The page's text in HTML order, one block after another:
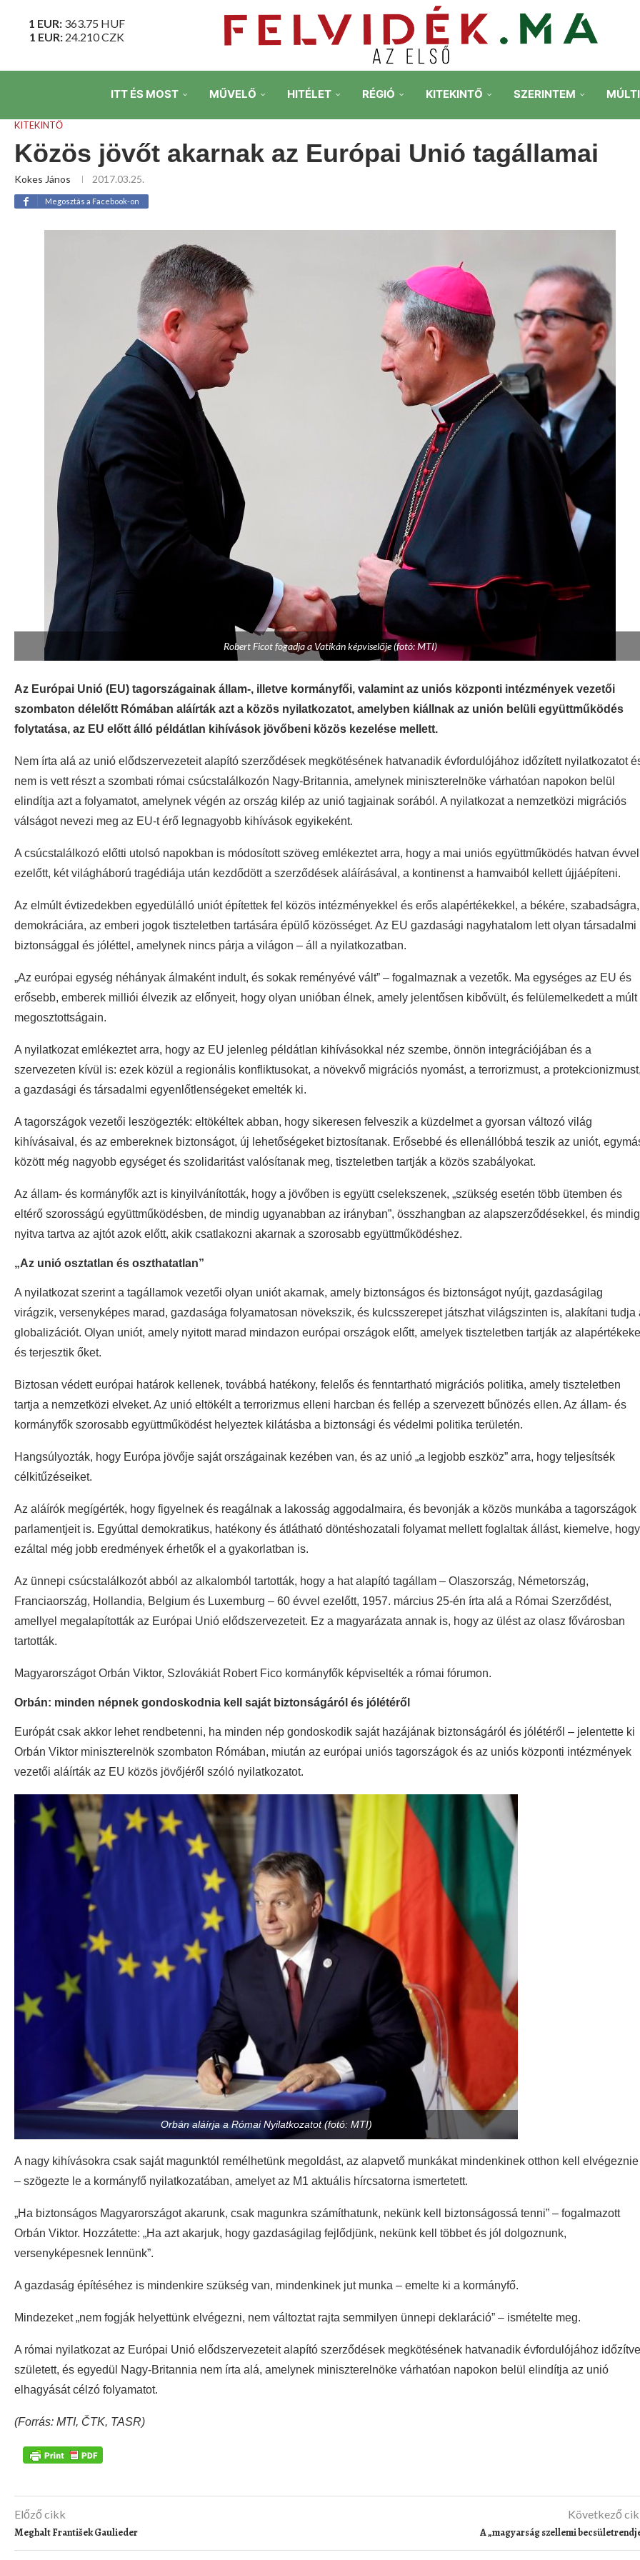
1 EUR: 363.75 HUF
1 EUR: 24.210CZK
ITT ÉS MOST MŰVELŐ HITÉLET RÉGIÓ KITEKINTŐ SZERINTEM
KITEKINTŐ
Közös jövőt akarnak az Európai Unió tagállamai
Kokes János 2017.03.25.
Megosztás a Facebook-on
Robert Ficot fogadja a Vatikán képviselője (fotó: MTI)
Az Európai Unió (EU) tagországainak állam-, illetve kormányfői, valamint az uniós központi intézmények vezetői
szombaton délelőtt Rómában aláírták azt a közös nyilatkozatot, amelyben kiállnak az unión belüli együttműködés
folytatása, az EU előtt álló példátlan kihívások jövőbeni közös kezelése mellett.
Nem írta alá az unió elődszervezeteit alapító szerződések megkötésének hatvanadik évfordulójához időzített nyilatkozatot
nem is vett részt a szombati római csúcstalálkozón Nagy-Britannia, amelynek miniszterelnöke várhatóan napokon belül
elindítja azt a folyamatot, amelynek végén az ország kilép az unió tagjainak sorából. A nyilatkozat a nemzetközi migrációs
válságot nevezi meg az EU-t érő legnagyobb kihívások egyikeként.
A csúcstalálkozó előtti utolsó napokban is módosított szöveg emlékeztet arra, hogy a mai uniós együttműködés hatvan évvel
ezelőtt, két világháború tragédiája után kezdődött a szerződések aláírásával, a kontinenst a hamvaiból kellett újjáépíteni.
Az elmúlt évtizedekben egyedülálló uniót építettek fel közös intézményekkel és erős alapértékekkel, a békére, szabadságra,
demokráciára, az emberi jogok tiszteletben tartására épülő közösséget. Az EU gazdasági nagyhatalom lett olyan társadalmi
biztonsággal és jóléttel, amelynek nincs párja a világon – áll a nyilatkozatban.
„Az európai egység néhányak álmaként indult, és sokak reményévé vált” – fogalmaznak a vezetők. Ma egységes az EU és
erősebb, emberek milliói élvezik az előnyeit, hogy olyan unióban élnek, amely jelentősen kibővült, és felülemelkedett a múlt
megosztottságain.
A nyilatkozat emlékeztet arra, hogy az EU jelenleg példátlan kihívásokkal néz szembe, önnön integrációjában és a
szervezeten kívül is: ezek közül a regionális konfliktusokat, a növekvő migrációs nyomást, a terrorizmust, a
a gazdasági és társadalmi egyenlőtlenségeket emelték ki.
A tagországok vezetői leszögezték: eltökéltek abban, hogy sikeresen felveszik a küzdelmet a gyorsan változó világ
kihívásaival, és az embereknek biztonságot, új lehetőségeket biztosítanak. Erősebbé és ellenállóbbá teszik az uniót,
között még nagyobb egységet és szolidaritást valósítanak meg, tiszteletben tartják a közös szabályokat.
Az állam- és kormányfők azt is kinyilvánították, hogy a jövőben is együtt cselekszenek, „szükség esetén több ütemben és
eltérő szorosságú együttműködésben, de mindig ugyanabban az irányban”, összhangban az alapszerződésekkel, és mindig
nyitva tartva az ajtót azok előtt, akik csatlakozni akarnak a szorosabb együttműködéshez.
„Az unió osztatlan és oszthatatlan”
A nyilatkozat szerint a tagállamok vezetői olyan uniót akarnak, amely biztonságos és biztonságot nyújt, gazdaságilag
virágzik, versenyképes marad, gazdasága folyamatosan növekszik, és kulcsszerepet játszhat világszinten is, alakítani tudja
globalizációt. Olyan uniót, amely nyitott marad mindazon európai országok előtt, amelyek tiszteletben tartják az
és terjesztik őket.
Biztosan védett európai határok kellenek, továbbá hatékony, felelős és fenntartható migrációs politika, amely tiszteletben
tartja a nemzetközi elveket. Az unió eltökélt a terrorizmus elleni harcban és fellép a szervezett bűnözés ellen. Az állam- és
kormányfők szorosabb együttműködést helyeztek kilátásba a biztonsági és védelmi politika területén.
Hangsúlyozták, hogy Európa jövője saját országainak kezében van, és az unió „a legjobb eszköz” arra, hogy teljesítsék
célkitűzéseiket.
Az aláírók megígérték, hogy figyelnek és reagálnak a lakosság aggodalmaira, és bevonják a közös munkába a tagországok
parlamentjeit is. Egyúttal demokratikus, hatékony és átlátható döntéshozatali folyamat mellett foglaltak állást, kiemelve, hogy
ezáltal még jobb eredmények érhetők el a gyakorlatban is.
Az ünnepi csúcstalálkozót abból az alkalomból tartották, hogy a hat alapító tagállam – Olaszország, Németország,
Franciaország, Hollandia, Belgium és Luxemburg – 60 évvel ezelőtt, 1957. március 25-én írta alá a Római Szerződést,
amellyel megalapították az Európai Unió elődszervezeteit. Ez a magyarázata annak is, hogy az ülést az olasz fővárosban
tartották.
Magyarországot Orbán Viktor, Szlovákiát Robert Fico kormányfők képviselték a római fórumon.
Orbán: minden népnek gondoskodnia kell saját biztonságáról és jólétéről
Európát csak akkor lehet rendbetenni, ha minden nép gondoskodik saját hazájának biztonságáról és jólétéről – jelentette ki
Orbán Viktor miniszterelnök szombaton Rómában, miután az európai uniós tagországok és az uniós központi intézmények
vezetői aláírták az EU közös jövőjéről szóló nyilatkozatot.
Orbán aláírja a Római Nyilatkozatot (fotó: MTI)
A nagy kihívásokra csak saját magunktól remélhetünk megoldást, az alapvető munkákat mindenkinek otthon kell elvégeznie
– szögezte le a kormányfő nyilatkozatában, amelyet az M1 aktuális hírcsatorna ismertetett.
„Ha biztonságos Magyarországot akarunk, csak magunkra számíthatunk, nekünk kell biztonságossá tenni” – fogalmazott
Orbán Viktor. Hozzátette: „Ha azt akarjuk, hogy gazdaságilag fejlődjünk, nekünk kell többet és jól dolgoznunk,
versenyképesnek lennünk”.
A gazdaság építéséhez is mindenkire szükség van, mindenkinek jut munka – emelte ki a kormányfő.
Mindezeket „nem fogják helyettünk elvégezni, nem változtat rajta semmilyen ünnepi deklaráció” – ismételte meg.
A római nyilatkozat az Európai Unió elődszervezeteit alapító szerződések megkötésének hatvanadik évfordulójához időzítve
született, és egyedül Nagy-Britannia nem írta alá, amelynek miniszterelnöke várhatóan napokon belül elindítja az unió
elhagyását célzó folyamatot.
(Forrás: MTI, ČTK, TASR)
Előző cikk
Meghalt František Gaulieder
Következő
A „magyarság szellemi